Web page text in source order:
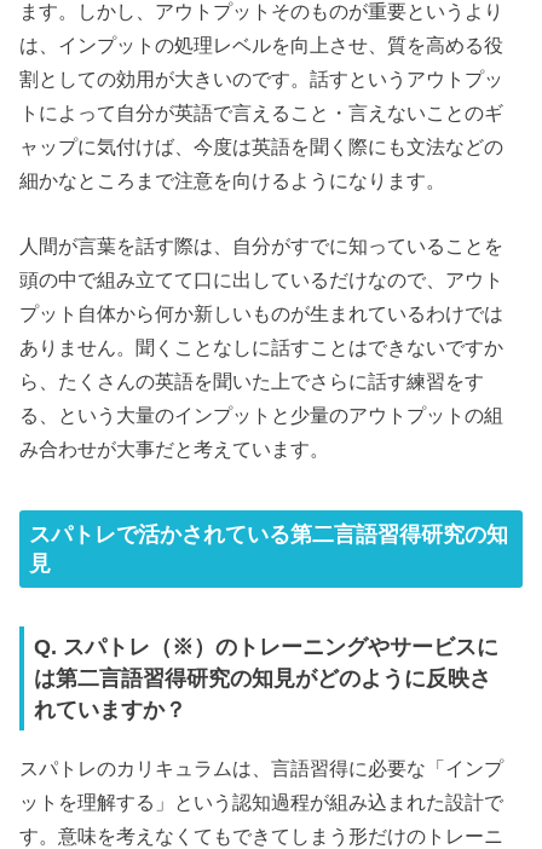
ます。しかし、アウトプットそのものが重要というより
は、インプットの処理レベルを向上させ、質を高める役
割としての効用が大きいのです。話すというアウトプッ
トによって自分が英語で言えること・言えないことのギ
ャップに気付けば、今度は英語を聞く際にも文法などの
細かなところまで注意を向けるようになります。
人間が言葉を話す際は、自分がすでに知っていることを
頭の中で組み立てて口に出しているだけなので、アウト
プット自体から何か新しいものが生まれているわけでは
ありません。聞くことなしに話すことはできないですか
ら、たくさんの英語を聞いた上でさらに話す練習をす
る、という大量のインプットと少量のアウトプットの組
み合わせが大事だと考えています。
スパトレで活かされている第二言語習得研究の知
見
Q. スパトレ（※）のトレーニングやサービスに
は第二言語習得研究の知見がどのように反映さ
れていますか？
スパトレのカリキュラムは、言語習得に必要な「インプ
ットを理解する」という認知過程が組み込まれた設計で
す。意味を考えなくてもできてしまう形だけのトレーニ